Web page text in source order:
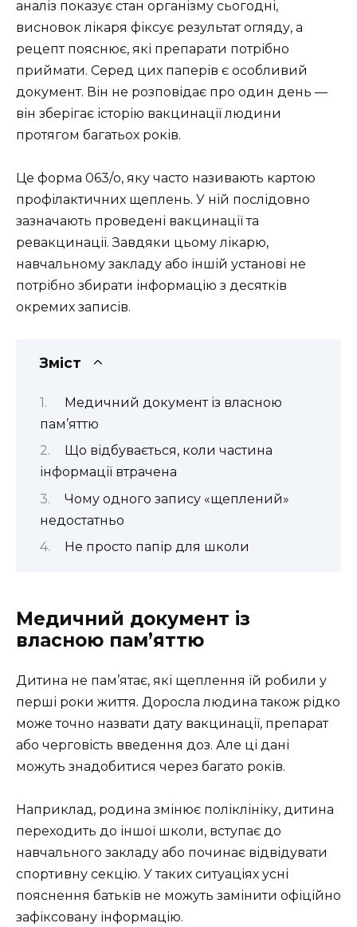
аналіз показує стан організму сьогодні,
висновок лікаря фіксує результат огляду, а
рецепт пояснює, які препарати потрібно
приймати. Серед цих паперів є особливий
документ. Він не розповідає про один день —
він зберігає історію вакцинації людини
протягом багатьох років.
Це форма 063/о, яку часто називають картою
профілактичних щеплень. У ній послідовно
зазначають проведені вакцинації та
ревакцинації. Завдяки цьому лікарю,
навчальному закладу або іншій установі не
потрібно збирати інформацію з десятків
окремих записів.
Зміст
Медичний документ із власною
пам’яттю
Що відбувається, коли частина
інформації втрачена
Чому одного запису «щеплений»
недостатньо
Не просто папір для школи
Медичний документ із
власною пам’яттю
Дитина не пам’ятає, які щеплення їй робили у
перші роки життя. Доросла людина також рідко
може точно назвати дату вакцинації, препарат
або черговість введення доз. Але ці дані
можуть знадобитися через багато років.
Наприклад, родина змінює поліклініку, дитина
переходить до іншої школи, вступає до
навчального закладу або починає відвідувати
спортивну секцію. У таких ситуаціях усні
пояснення батьків не можуть замінити офіційно
зафіксовану інформацію.